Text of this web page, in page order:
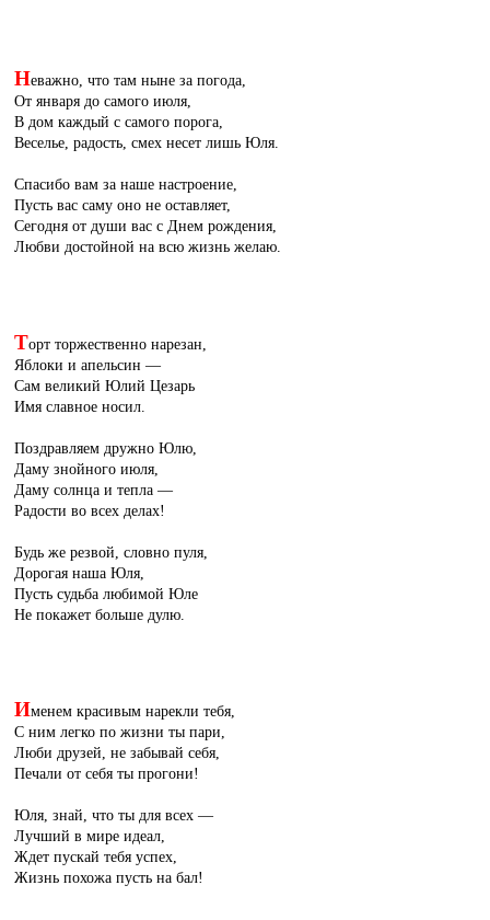
Неважно, что там ныне за погода,
От января до самого июля,
В дом каждый с самого порога,
Веселье, радость, смех несет лишь Юля.
Спасибо вам за наше настроение,
Пусть вас саму оно не оставляет,
Сегодня от души вас с Днем рождения,
Любви достойной на всю жизнь желаю.
Торт торжественно нарезан,
Яблоки и апельсин —
Сам великий Юлий Цезарь
Имя славное носил.
Поздравляем дружно Юлю,
Даму знойного июля,
Даму солнца и тепла —
Радости во всех делах!
Будь же резвой, словно пуля,
Дорогая наша Юля,
Пусть судьба любимой Юле
Не покажет больше дулю.
Именем красивым нарекли тебя,
С ним легко по жизни ты пари,
Люби друзей, не забывай себя,
Печали от себя ты прогони!
Юля, знай, что ты для всех —
Лучший в мире идеал,
Ждет пускай тебя успех,
Жизнь похожа пусть на бал!